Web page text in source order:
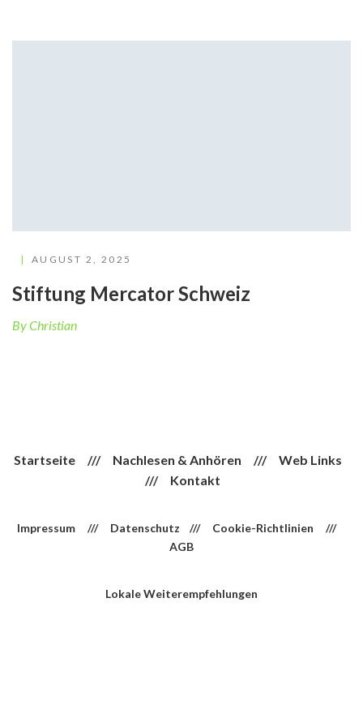
AUGUST 2, 2025
Stiftung Mercator Schweiz
By Christian
Startseite /// Nachlesen & Anhören /// Web Links
/// Kontakt
Impressum /// Datenschutz /// Cookie-Richtlinien ///
AGB
Lokale Weiterempfehlungen